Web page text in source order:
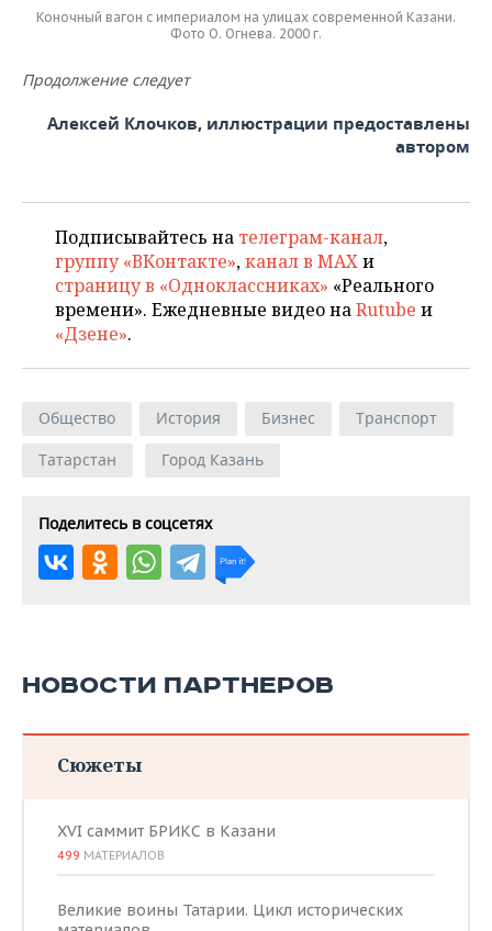
Коночный вагон с империалом на улицах современной Казани.
Фото О. Огнева. 2000 г.
Продолжение следует
Алексей Клочков, иллюстрации предоставлены
автором
Подписывайтесь на телеграм-канал,
группу «ВКонтакте»,канал в MAXи
страницу в «Одноклассниках» «Реального
времени». Ежедневные видео наRutube и
«Дзене».
Общество История Бизнес
Транспорт
Татарстан
Город Казань
Поделитесь в соцсетях
НОВОСТИ ПАРТНЕРОВ
Сюжеты
XVI саммит БРИКС в Казани
499 МАТЕРИАЛОВ
Великие воины Татарии. Цикл исторических